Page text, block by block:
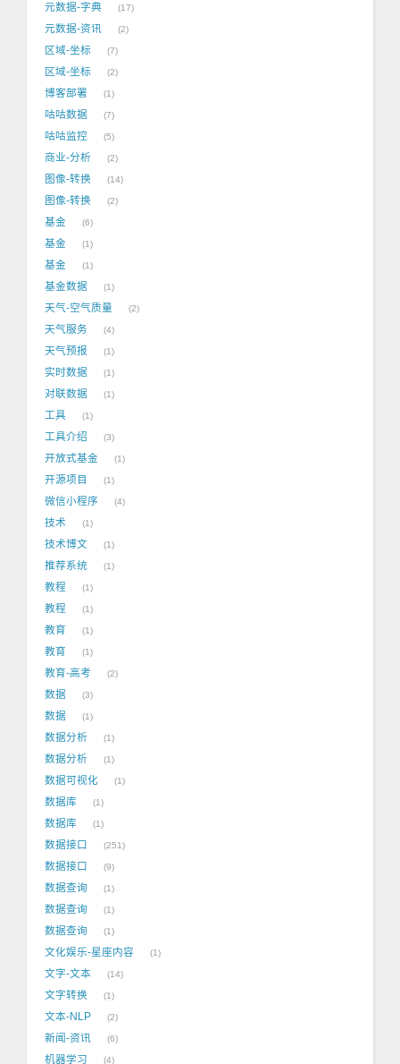
元数据-字典 17
元数据-资讯 2
区域-坐标 7
区域-坐标 2
博客部署 1
咕咕数据 7
咕咕监控 5
商业-分析 2
图像-转换 14
图像-转换 2
基金 6
基金 1
基金 1
基金数据 1
天气-空气质量 2
天气服务 4
天气预报 1
实时数据 1
对联数据 1
工具 1
工具介绍 3
开放式基金 1
开源项目 1
微信小程序 4
技术 1
技术博文 1
推荐系统 1
教程 1
教程 1
教育 1
教育 1
教育-高考 2
数据 3
数据 1
数据分析 1
数据分析 1
数据可视化 1
数据库 1
数据库 1
数据接口 251
数据接口 9
数据查询 1
数据查询 1
数据查询 1
文化娱乐-星座内容 1
文字-文本 14
文字转换 1
文本-NLP 2
新闻-资讯 6
机器学习 4